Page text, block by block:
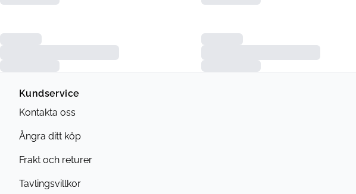
Kundservice
Kontakta oss
Ångra ditt köp
Frakt och returer
Tavlingsvillkor